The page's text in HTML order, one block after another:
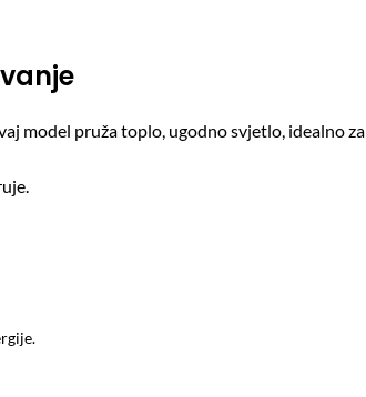
model pruža toplo, ugodno svjetlo, idealno za